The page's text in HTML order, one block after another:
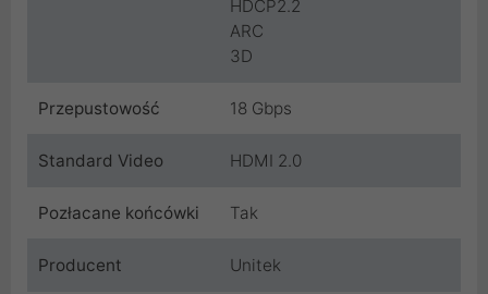
HDCP2.2
ARC
3D
Przepustowość 18 Gbps
Standard Video HDMI 2.0
Pozłacane końcówki Tak
Producent Unitek